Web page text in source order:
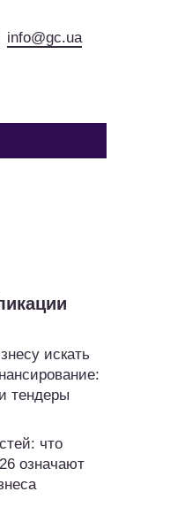
info@gc.ua
искать
тендеры
что
означают